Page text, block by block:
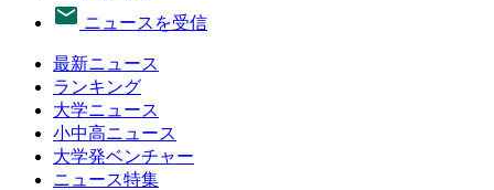
ニュースを受信
最新ニュース
ランキング
大学ニュース
小中高ニュース
大学発ベンチャー
ニュース特集